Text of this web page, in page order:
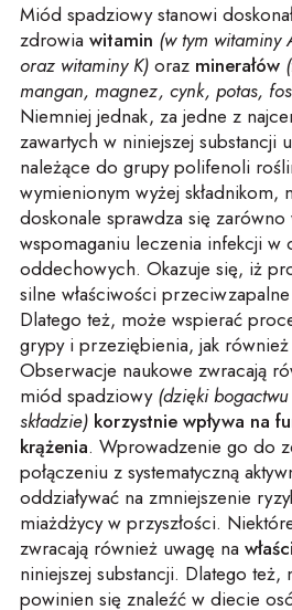
Miód spadziowy stanowi
zdrowia witamin (w tym witaminy
oraz witaminy K) oraz minerałów
mangan, magnez, cynk, potas,
Niemniej jednak, za jedne z
zawartych w niniejszej substancji
należące do grupy polifenoli
wymienionym wyżej składnikom,
doskonale sprawdza się
wspomaganiu leczenia infekcji
oddechowych. Okazuje się, iż
silne właściwości
Dlatego też, może wspierać
grypy i przeziębienia, jak również
Obserwacje naukowe zwracają
miód spadziowy (dzięki
składzie) korzystnie wpływa na
krążenia. Wprowadzenie go do
połączeniu z systematyczną
oddziaływać na zmniejszenie
miażdżycy w przyszłości.
zwracają również uwagę na
niniejszej substancji. Dlatego
powinien się znaleźć w diecie